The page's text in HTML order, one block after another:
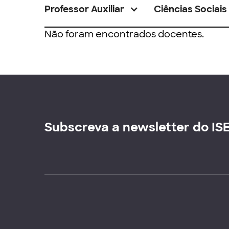
Professor Auxiliar Ciências Sociais
Não foram encontrados docentes.
Subscreva a newsletter do